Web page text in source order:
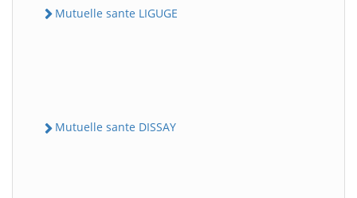
Mutuelle sante LIGUGE
Mutuelle sante DISSAY